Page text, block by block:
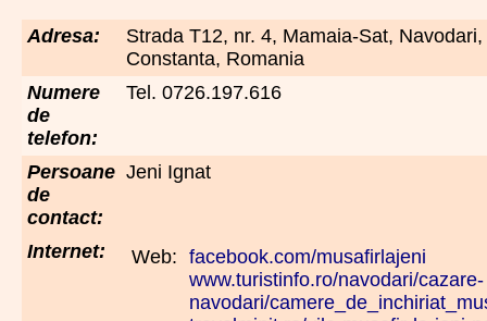
Adresa:
Strada T12, nr. 4, Mamaia-Sat,
Constanta, Romania
Numere
de
telefon:
Tel. 0726.197.616
Persoane
de
contact:
Jeni Ignat
Internet: Web: facebook.com/musafirlajeni
www.turistinfo.ro/navodari/cazare-
navodari/